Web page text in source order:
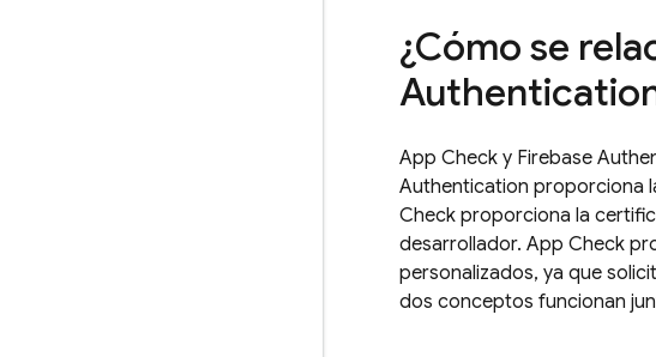
¿Cómo se
App Check y Firebase
Authentication proporciona
Check proporciona la
desarrollador. App Check
personalizados, ya que
dos conceptos funcionan